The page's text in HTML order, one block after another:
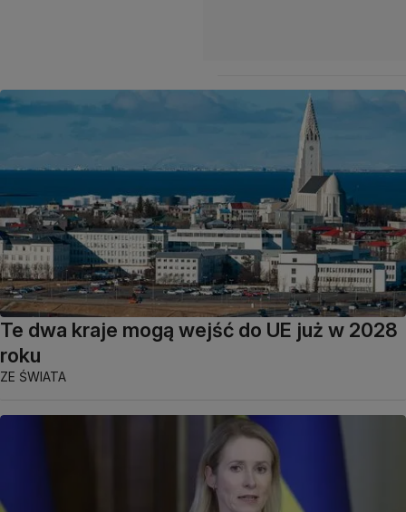
Te dwa kraje mogą wejść do UE już w 2028
roku
ZE ŚWIATA